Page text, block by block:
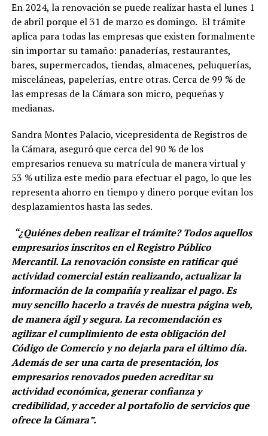
En 2024, la renovación se puede realizar hasta el lunes 1
de abril porque el 31 de marzo es domingo. El trámite
aplica para todas las empresas que existen formalmente
sin importar su tamaño: panaderías, restaurantes,
bares, supermercados, tiendas, almacenes, peluquerías,
misceláneas, papelerías, entre otras. Cerca de 99 % de
las empresas de la Cámara son micro, pequeñas y
medianas.
Sandra Montes Palacio, vicepresidenta de Registros de
la Cámara, aseguró que cerca del 90 % de los
empresarios renueva su matrícula de manera virtual y
53 % utiliza este medio para efectuar el pago, lo que les
representa ahorro en tiempo y dinero porque evitan los
desplazamientos hasta las sedes.
“¿Quiénes deben realizar el trámite? Todos aquellos
empresarios inscritos en el Registro Público
Mercantil. La renovación consiste en ratificar qué
actividad comercial están realizando, actualizar la
información de la compañía y realizar el pago. Es
muy sencillo hacerlo a través de nuestra página web,
de manera ágil y segura. La recomendación es
agilizar el cumplimiento de esta obligación del
Código de Comercio y no dejarla para el último día.
Además de ser una carta de presentación, los
empresarios renovados pueden acreditar su
actividad económica, generar confianza y
credibilidad, y acceder al portafolio de servicios que
ofrece la Cámara”.